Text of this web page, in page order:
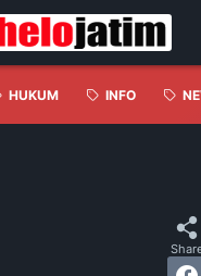
HUKUM INFO